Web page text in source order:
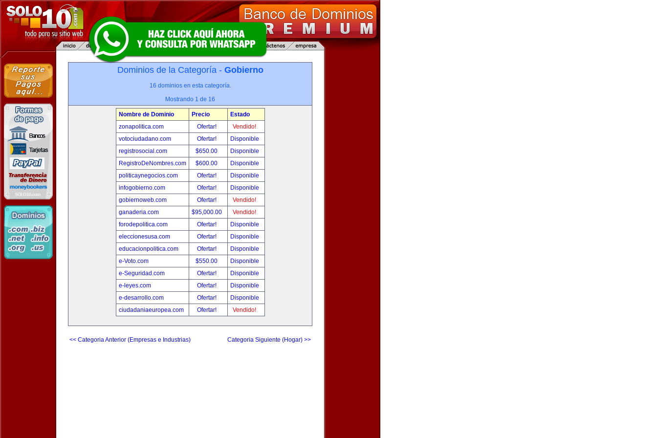
Dominios de la Categoría - Gobierno
16 dominios en esta categoría.
Mostrando 1 de 16
Nombre de Dominio Precio
Estado
zonapolitica.com
Ofertar!
Vendido!
votociudadano.com
Ofertar!
Disponible
registrosocial.com
$650.00
Disponible
RegistroDeNombres.com
$600.00
Disponible
politicaynegocios.com
Ofertar!
Disponible
infogobierno.com
Ofertar!
Disponible
gobiernoweb.com
Ofertar!
Vendido!
ganaderia.com
$95,000.00
Vendido!
forodepolitica.com
Ofertar!
Disponible
eleccionesusa.com
Ofertar!
Disponible
educacionpolitica.com
Ofertar!
Disponible
e-Voto.com
$550.00
Disponible
e-Seguridad.com
Ofertar!
Disponible
e-leyes.com
Ofertar!
Disponible
e-desarrollo.com
Ofertar!
Disponible
ciudadaniaeuropea.com
Ofertar! Vendido!
<< Categoria Anterior (Empresas e Industrias) Categoria Siguiente (Hogar) >>